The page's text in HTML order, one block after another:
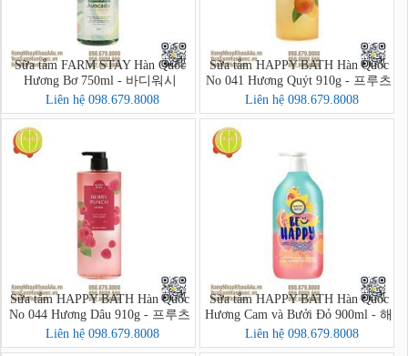
Sữa tắm FARM STAY Hàn Quốc
Hương Bơ 750ml - 바디워시
Liên hệ 098.679.8008
Sữa tắm HAPPY BATH Hàn Quốc
No 041 Hương Quýt 910g - 프루츠
크러시 바디워시
Liên hệ 098.679.8008
Sữa tắm HAPPY BATH Hàn Quốc
No 044 Hương Dâu 910g - 프루츠
크러시 바디워시
Liên hệ 098.679.8008
Sữa tắm HAPPY BATH Hàn Quốc
Hương Cam và Bưởi Đỏ 900ml - 해
피바스 스마일 브라이트닝 자몽오
렌지 바디워시
Liên hệ 098.679.8008